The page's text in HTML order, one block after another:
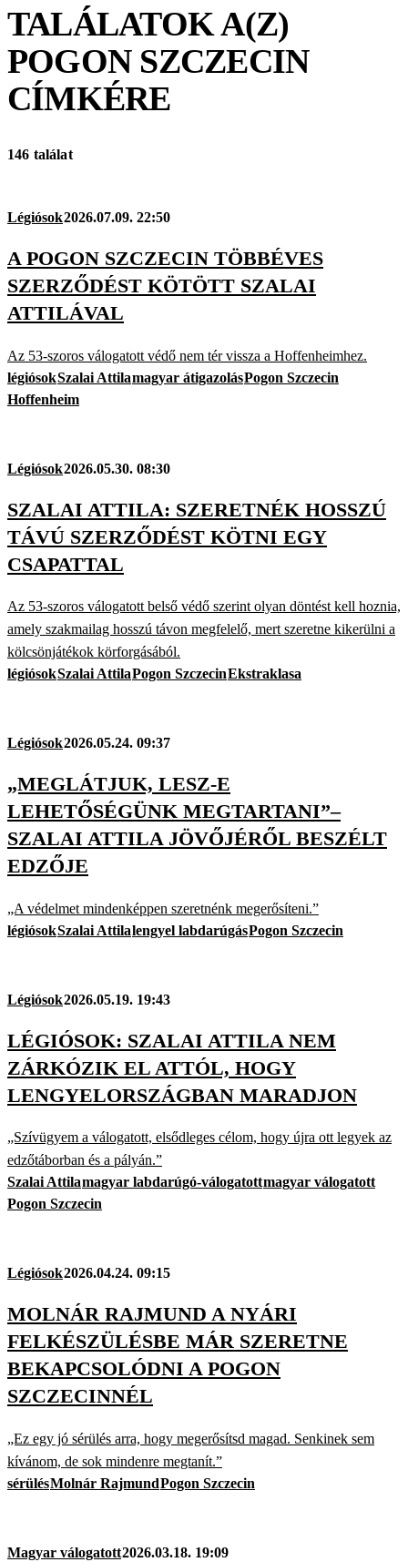
TALÁLATOK A(Z)
POGON SZCZECIN
CÍMKÉRE
146 találat
Légiósok2026.07.09. 22:50
A POGON SZCZECIN TÖBBÉVES
SZERZŐDÉST KÖTÖTT SZALAI
ATTILÁVAL
Az 53-szoros válogatott védő nem tér vissza a Hoffenheimhez.
légiósokSzalai Attilamagyar átigazolásPogon Szczecin
Hoffenheim
Légiósok2026.05.30. 08:30
SZALAI ATTILA: SZERETNÉK HOSSZÚ
TÁVÚ SZERZŐDÉST KÖTNI EGY
CSAPATTAL
Az 53-szoros válogatott belső védő szerint olyan döntést kell hoznia,
amely szakmailag hosszú távon megfelelő, mert szeretne kikerülni a
kölcsönjátékok körforgásából.
légiósokSzalai AttilaPogon SzczecinEkstraklasa
Légiósok2026.05.24. 09:37
„MEGLÁTJUK, LESZ-E
LEHETŐSÉGÜNK MEGTARTANI”–
SZALAI ATTILA JÖVŐJÉRŐL BESZÉLT
EDZŐJE
„A védelmet mindenképpen szeretnénk megerősíteni.”
légiósokSzalai Attilalengyel labdarúgásPogon Szczecin
Légiósok2026.05.19. 19:43
LÉGIÓSOK: SZALAI ATTILA NEM
ZÁRKÓZIK EL ATTÓL, HOGY
LENGYELORSZÁGBAN MARADJON
„Szívügyem a válogatott, elsődleges célom, hogy újra ott legyek az
edzőtáborban és a pályán.”
Szalai Attilamagyar labdarúgó-válogatottmagyar válogatott
Pogon Szczecin
Légiósok2026.04.24. 09:15
MOLNÁR RAJMUND A NYÁRI
FELKÉSZÜLÉSBE MÁR SZERETNE
BEKAPCSOLÓDNI A POGON
SZCZECINNÉL
„Ez egy jó sérülés arra, hogy megerősítsd magad. Senkinek sem
kívánom, de sok mindenre megtanít.”
sérülésMolnár RajmundPogon Szczecin
Magyar válogatott2026.03.18. 19:09